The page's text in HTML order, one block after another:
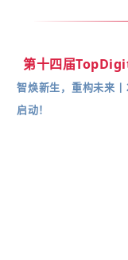
第十四届
智焕新生，重构未来
启动！